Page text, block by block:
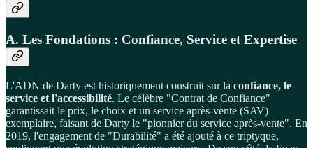
A. Les Fondations : Confiance, Service et Expertise
L'ADN de Darty est historiquement construit sur la confiance, le
service et l'accessibilité. Le célèbre "Contrat de Confiance"
garantissait le prix, le choix et un service après-vente (SAV)
exemplaire, faisant de Darty le "pionnier du service après-vente". En
2019, l'engagement de "Durabilité" a été ajouté à ce triptyque,